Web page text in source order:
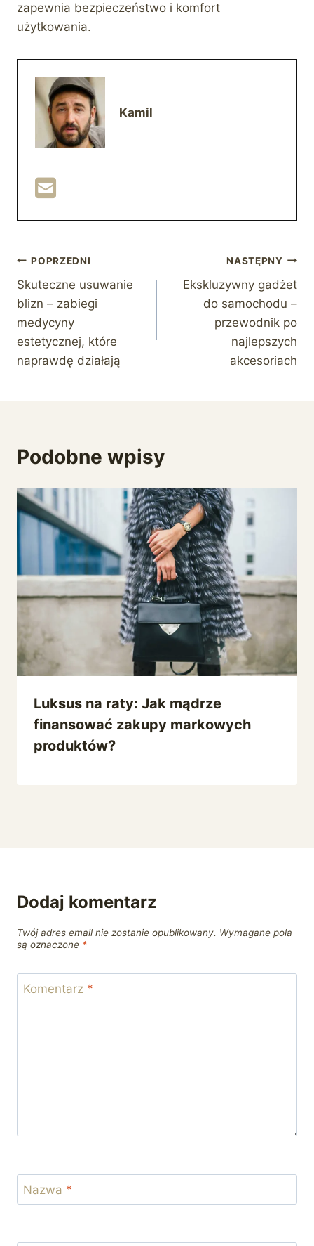
zapewnia bezpieczeństwo i komfort
użytkowania.
Kamil
Nawigacja
wpisu
POPRZEDNI
Skuteczne usuwanie
blizn – zabiegi
medycyny
estetycznej, które
naprawdę działają
NASTĘPNY
Ekskluzywny gadżet
do samochodu –
przewodnik po
najlepszych
akcesoriach
Podobne wpisy
Luksus na raty: Jak mądrze
finansować zakupy markowych
produktów?
Dodaj komentarz
Twój adres email nie zostanie opublikowany. Wymagane pola
są oznaczone *
Komentarz *
Nazwa *